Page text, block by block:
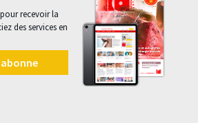
recevoir la
des services en